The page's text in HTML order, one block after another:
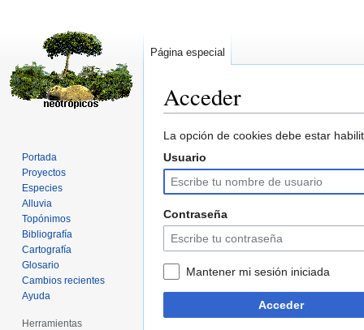
Acceder
Ir
a
la
navegación
Ir
a
la
búsqueda
La opción de cookies debe estar
Usuario
Contraseña
Mantener mi sesión iniciada
Acceder
Página especial
Portada
Proyectos
Especies
Alluvia
Topónimos
Bibliografía
Cartografía
Glosario
Cambios recientes
Ayuda
Herramientas